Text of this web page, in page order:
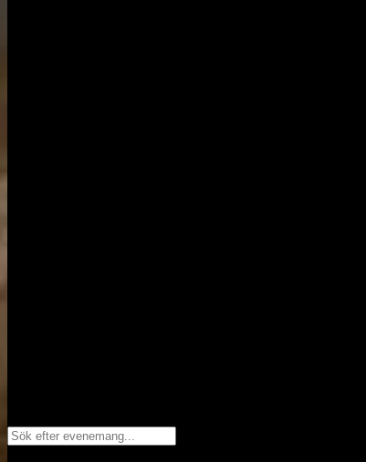
Sök efter evenemang...